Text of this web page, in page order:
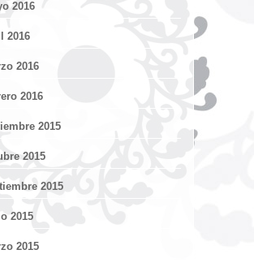
2016
2016
2016
2016
2015
2015
2015
2015
2015